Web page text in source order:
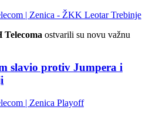
Telecoma ostvarili su novu važnu
slavio protiv Jumpera i